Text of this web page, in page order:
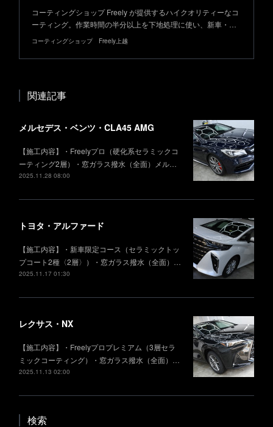
コーティングショップ Freely が提供するハイクオリティーなコ
ーティング。作業時間の半分以上を下地処理に使い、新車・…
コーティングショップ Freely上越
関連記事
メルセデス・ベンツ・CLA45 AMG
【施工内容】・Freelyプロ（硬化系セラミックコ
ーティング2層）・窓ガラス撥水（全面）メル…
2025.11.28 08:00
トヨタ・アルファード
【施工内容】・新車限定コース（セラミックトッ
プコート2種〈2層〉）・窓ガラス撥水（全面）…
2025.11.17 01:30
レクサス・NX
【施工内容】・Freelyプロプレミアム（3層セラ
ミックコーティング）・窓ガラス撥水（全面）…
2025.11.13 02:00
検索